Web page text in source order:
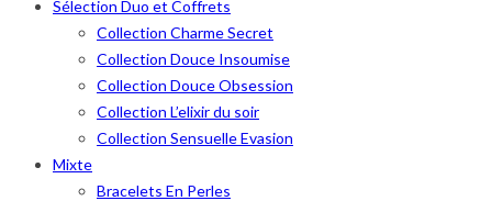
Sélection Duo et Coffrets
Collection Charme Secret
Collection Douce Insoumise
Collection Douce Obsession
Collection L’elixir du soir
Collection Sensuelle Evasion
Mixte
Bracelets En Perles